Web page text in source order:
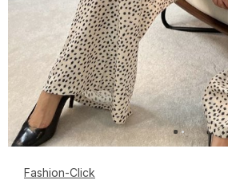
Fashion-Click